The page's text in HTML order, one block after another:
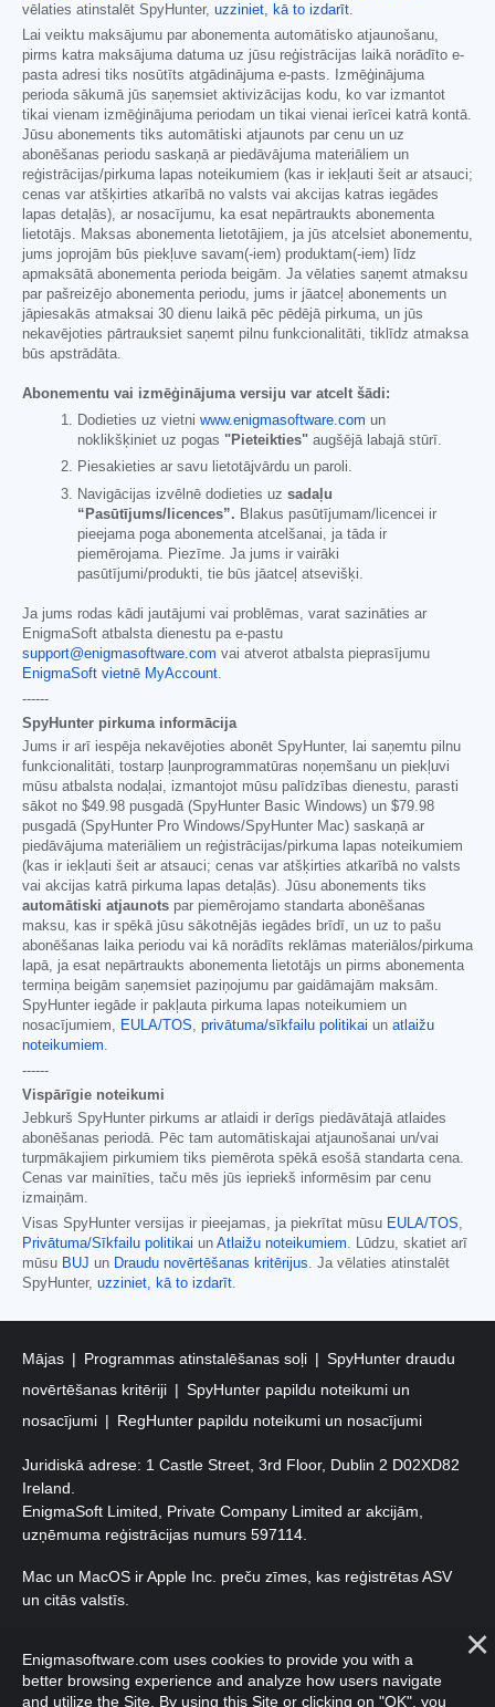
vēlaties atinstalēt SpyHunter, uzziniet, kā to izdarīt.
Lai veiktu maksājumu par abonementa automātisko atjaunošanu,
pirms katra maksājuma datuma uz jūsu reģistrācijas laikā norādīto e-
pasta adresi tiks nosūtīts atgādinājuma e-pasts. Izmēģinājuma
perioda sākumā jūs saņemsiet aktivizācijas kodu, ko var izmantot
tikai vienam izmēģinājuma periodam un tikai vienai ierīcei katrā kontā.
Jūsu abonements tiks automātiski atjaunots par cenu un uz
abonēšanas periodu saskaņā ar piedāvājuma materiāliem un
reģistrācijas/pirkuma lapas noteikumiem (kas ir iekļauti šeit ar atsauci;
cenas var atšķirties atkarībā no valsts vai akcijas katras iegādes
lapas detaļās), ar nosacījumu, ka esat nepārtraukts abonementa
lietotājs. Maksas abonementa lietotājiem, ja jūs atcelsiet abonementu,
jums joprojām būs piekļuve savam(-iem) produktam(-iem) līdz
apmaksātā abonementa perioda beigām. Ja vēlaties saņemt atmaksu
par pašreizējo abonementa periodu, jums ir jāatceļ abonements un
jāpiesakās atmaksai 30 dienu laikā pēc pēdējā pirkuma, un jūs
nekavējoties pārtrauksiet saņemt pilnu funkcionalitāti, tiklīdz atmaksa
būs apstrādāta.
Abonementu vai izmēģinājuma versiju var atcelt šādi:
Dodieties uz vietni www.enigmasoftware.com un
noklikšķiniet uz pogas "Pieteikties" augšējā labajā stūrī.
Piesakieties ar savu lietotājvārdu un paroli.
Navigācijas izvēlnē dodieties uz sadaļu
“Pasūtījums/licences”. Blakus pasūtījumam/licencei ir
pieejama poga abonementa atcelšanai, ja tāda ir
piemērojama. Piezīme. Ja jums ir vairāki
pasūtījumi/produkti, tie būs jāatceļ atsevišķi.
Ja jums rodas kādi jautājumi vai problēmas, varat sazināties ar
EnigmaSoft atbalsta dienestu pa e-pastu
support@enigmasoftware.com vai atverot atbalsta pieprasījumu
EnigmaSoft vietnē MyAccount
------
SpyHunter pirkuma informācija
Jums ir arī iespēja nekavējoties abonēt SpyHunter, lai saņemtu pilnu
funkcionalitāti, tostarp ļaunprogrammatūras noņemšanu un piekļuvi
mūsu atbalsta nodaļai, izmantojot mūsu palīdzības dienestu, parasti
sākot no $49.98 pusgadā (SpyHunter Basic Windows) un $79.98
pusgadā (SpyHunter Pro Windows/SpyHunter Mac) saskaņā ar
piedāvājuma materiāliem un reģistrācijas/pirkuma lapas noteikumiem
(kas ir iekļauti šeit ar atsauci; cenas var atšķirties atkarībā no valsts
vai akcijas katrā pirkuma lapas detaļās). Jūsu abonements tiks
automātiski atjaunots par piemērojamo standarta abonēšanas
maksu, kas ir spēkā jūsu sākotnējās iegādes brīdī, un uz to pašu
abonēšanas laika periodu vai kā norādīts reklāmas materiālos/pirkuma
lapā, ja esat nepārtraukts abonementa lietotājs un pirms abonementa
termiņa beigām saņemsiet paziņojumu par gaidāmajām maksām.
SpyHunter iegāde ir pakļauta pirkuma lapas noteikumiem un
nosacījumiem,
EULA/TOS privātuma/sīkfailu politikai un atlaižu
noteikumiem
------
Vispārīgie noteikumi
Jebkurš SpyHunter pirkums ar atlaidi ir derīgs piedāvātajā atlaides
abonēšanas periodā. Pēc tam automātiskajai atjaunošanai un/vai
turpmākajiem pirkumiem tiks piemērota spēkā esošā standarta cena.
Cenas var mainīties, taču mēs jūs iepriekš informēsim par cenu
izmaiņām.
Visas SpyHunter versijas ir pieejamas, ja piekrītat mūsu EULA/TOS
Privātuma/Sīkfailu politikai un Atlaižu noteikumiem . Lūdzu, skatiet arī
mūsu BUJ un Draudu novērtēšanas kritērijus . Ja vēlaties atinstalēt
SpyHunter, uzziniet, kā to izdarīt
Mājas Programmas atinstalēšanas soļi
SpyHunter draudu
novērtēšanas kritēriji
SpyHunter papildu noteikumi un
nosacījumi
RegHunter papildu noteikumi un nosacījumi
Juridiskā adrese: 1 Castle Street, 3rd Floor, Dublin 2 D02XD82
Ireland.
EnigmaSoft Limited, Private Company Limited ar akcijām,
uzņēmuma reģistrācijas numurs 597114.
Mac un MacOS ir Apple Inc. preču zīmes, kas reģistrētas ASV
un citās valstīs.
aizsargātas.
Enigmasoftware.com uses cookies to provide you with a
better browsing experience and analyze how users navigate
and utilize the Site. By using this Site or clicking on "OK", you